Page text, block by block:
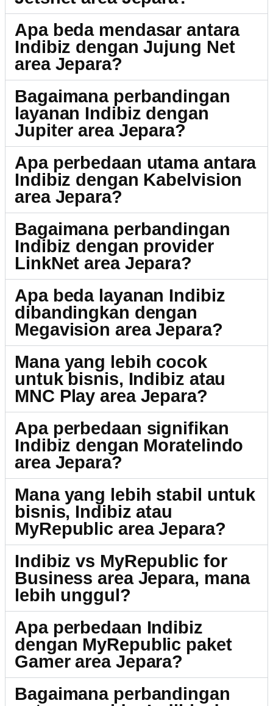
Apa beda mendasar antara
Indibiz dengan Jujung Net
area Jepara?
Bagaimana perbandingan
layanan Indibiz dengan
Jupiter area Jepara?
Apa perbedaan utama antara
Indibiz dengan Kabelvision
area Jepara?
Bagaimana perbandingan
Indibiz dengan provider
LinkNet area Jepara?
Apa beda layanan Indibiz
dibandingkan dengan
Megavision area Jepara?
Mana yang lebih cocok
untuk bisnis, Indibiz atau
MNC Play area Jepara?
Apa perbedaan signifikan
Indibiz dengan Moratelindo
area Jepara?
Mana yang lebih stabil untuk
bisnis, Indibiz atau
MyRepublic area Jepara?
Indibiz vs MyRepublic for
Business area Jepara, mana
lebih unggul?
Apa perbedaan Indibiz
dengan MyRepublic paket
Gamer area Jepara?
Bagaimana perbandingan